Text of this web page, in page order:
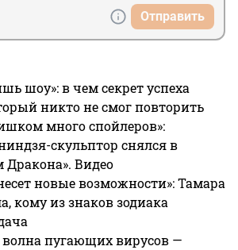
Отправить
шоу»: в чем секрет успеха
никто не смог повторить
много спойлеров»:
скульптор снялся в
Дракона». Видео
новые возможности»: Тамара
кому из знаков зодиака
волна пугающих вирусов —